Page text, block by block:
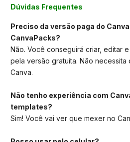
Dúvidas Frequentes
Preciso da versão paga do
CanvaPacks?
Não. Você conseguirá criar, editar
pela versão gratuita. Não
Canva.
Não tenho experiência com
templates?
Sim! Você vai ver que mexer no